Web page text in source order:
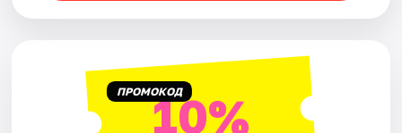
ПРОМОКОД10%